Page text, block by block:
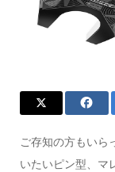
ご存知の方もいら
いたいピン型、マ